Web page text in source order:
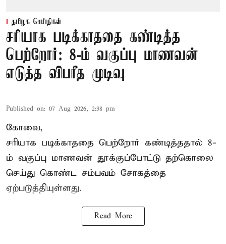
தமிழக செய்திகள்
சரியாக படிக்காததை கண்டித்த
பெற்றோர்: 8-ம் வகுப்பு மாணவன்
எடுத்த விபரீத முடிவு
Published on: 07 Aug 2026, 2:38 pm
கோவை,
சரியாக படிக்காததை பெற்றோர் கண்டித்ததால் 8-
ம் வகுப்பு மாணவன் தூக்குப்போட்டு தற்கொலை
செய்து கொண்ட சம்பவம் சோகத்தை
ஏற்படுத்தியுள்ளது.
Read More